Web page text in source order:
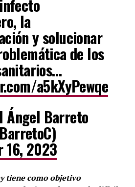
la
y solucionar
de los
a5kXyPewqe
Barreto
16, 2023
tiene como objetivo